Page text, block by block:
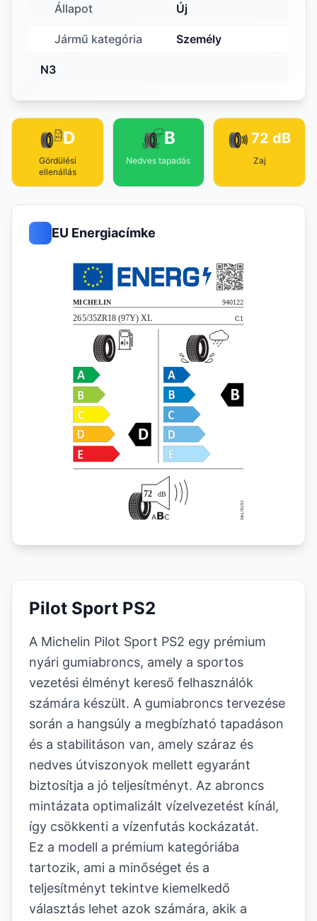
Állapot Új
Jármű kategória Személy
N3
D
Gördülési
ellenállás
B
Nedves tapadás
72 dB
Zaj
EU Energiacímke
Pilot Sport PS2
A Michelin Pilot Sport PS2 egy prémium
nyári gumiabroncs, amely a sportos
vezetési élményt kereső felhasználók
számára készült. A gumiabroncs tervezése
során a hangsúly a megbízható tapadáson
és a stabilitáson van, amely száraz és
nedves útviszonyok mellett egyaránt
biztosítja a jó teljesítményt. Az abroncs
mintázata optimalizált vízelvezetést kínál,
így csökkenti a vízenfutás kockázatát.
Ez a modell a prémium kategóriába
tartozik, ami a minőséget és a
teljesítményt tekintve kiemelkedő
választás lehet azok számára, akik a